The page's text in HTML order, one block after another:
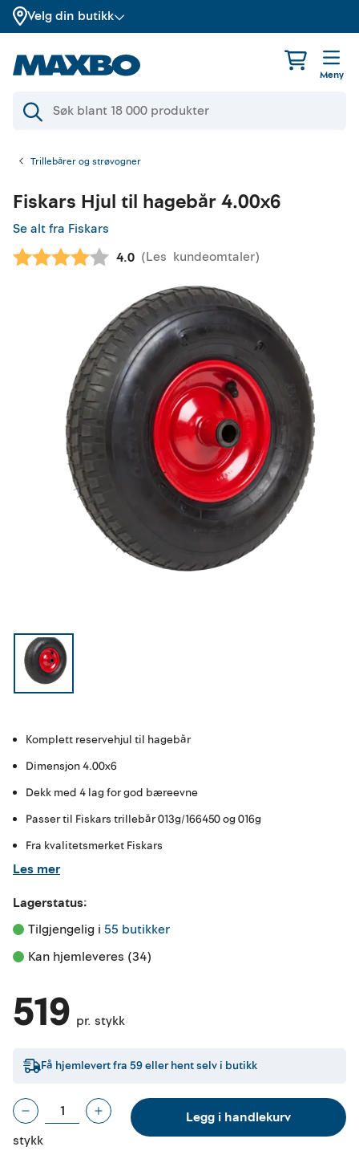
Velg din butikk
Meny
Trillebårer og strøvogner
Fiskars Hjul til hagebår 4.00x6
Se alt fra Fiskars
Gjennomsnittskarakter:
4.0 (Les kundeomtaler)
Komplett reservehjul til hagebår
Dimensjon 4.00x6
Dekk med 4 lag for god bæreevne
Passer til Fiskars trillebår 013g/166450 og 016g
Fra kvalitetsmerket Fiskars
Les mer
Lagerstatus:
Tilgjengelig i 55 butikker
Kan hjemleveres (34)
519 pr. stykk
Få hjemlevert fra 59eller hent selv i butikk
stykk
Legg i handlekurv